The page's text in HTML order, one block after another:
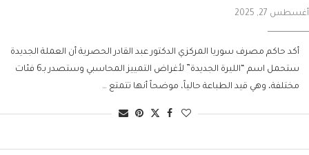
أغسطس 27, 2025
أكد حاكم مصرف سوريا المركزي الدكتور عبد القادر الحصرية أن العملة الجديدة
ستحمل اسم “الليرة الجديدة” لأغراض التمييز المحاسبي وستصدر بـ6 فئات
مختلفة، وهي قيد الطباعة حالياً، موضحاً أنها تتمتع …